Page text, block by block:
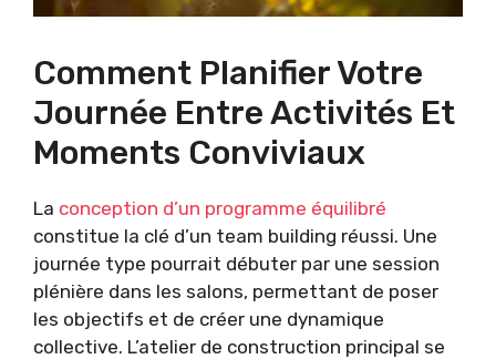
Comment Planifier Votre
Journée Entre Activités Et
Moments Conviviaux
La conception d’un programme équilibré
constitue la clé d’un team building réussi. Une
journée type pourrait débuter par une session
plénière dans les salons, permettant de poser
les objectifs et de créer une dynamique
collective. L’atelier de construction principal se